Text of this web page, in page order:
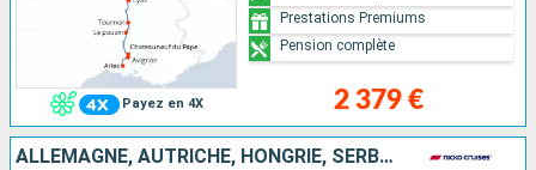
Payez en 4X 2 379 €
Prestations Premiums
Pension complète
ALLEMAGNE, AUTRICHE, HONGRIE, SERBIE, ROUMANIE, SLOVAQUIE, FRANCE